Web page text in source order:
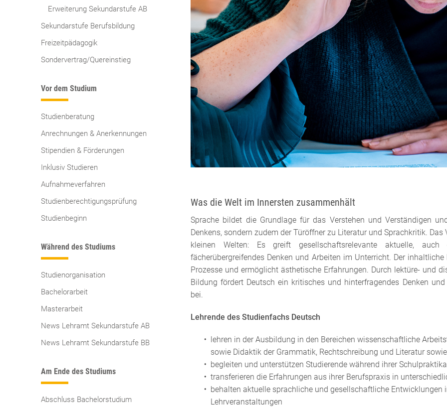
Erweiterung Sekundarstufe AB
Sekundarstufe Berufsbildung
Freizeitpädagogik
Sondervertrag/Quereinstieg
Vor dem Studium
Studienberatung
Anrechnungen & Anerkennungen
Stipendien & Förderungen
Inklusiv Studieren
Aufnahmeverfahren
Studienberechtigungsprüfung
Studienbeginn
Während des Studiums
Studienorganisation
Bachelorarbeit
Masterarbeit
News Lehramt Sekundarstufe AB
News Lehramt Sekundarstufe BB
Am Ende des Studiums
Abschluss Bachelorstudium
Was die Welt im Innersten zusammenhält
Sprache bildet die Grundlage für das Verstehen und Verständigen
Denkens, sondern zudem der Türöffner zu Literatur und Sprachkritik.
kleinen Welten: Es greift gesellschaftsrelevante aktuelle,
fächerübergreifendes Denken und Arbeiten im Unterricht. Der
Prozesse und ermöglicht ästhetische Erfahrungen. Durch lektüre- und
Bildung fördert Deutsch ein kritisches und hinterfragendes Denken
bei.
Lehrende des Studienfachs Deutsch
lehren in der Ausbildung in den Bereichen wissenschaftliche
sowie Didaktik der Grammatik, Rechtschreibung und Literatur
begleiten und unterstützen Studierende während ihrer Schulpraktika
transferieren die Erfahrungen aus ihrer Berufspraxis in
behalten aktuelle sprachliche und gesellschaftliche Entwicklungen
Lehrveranstaltungen